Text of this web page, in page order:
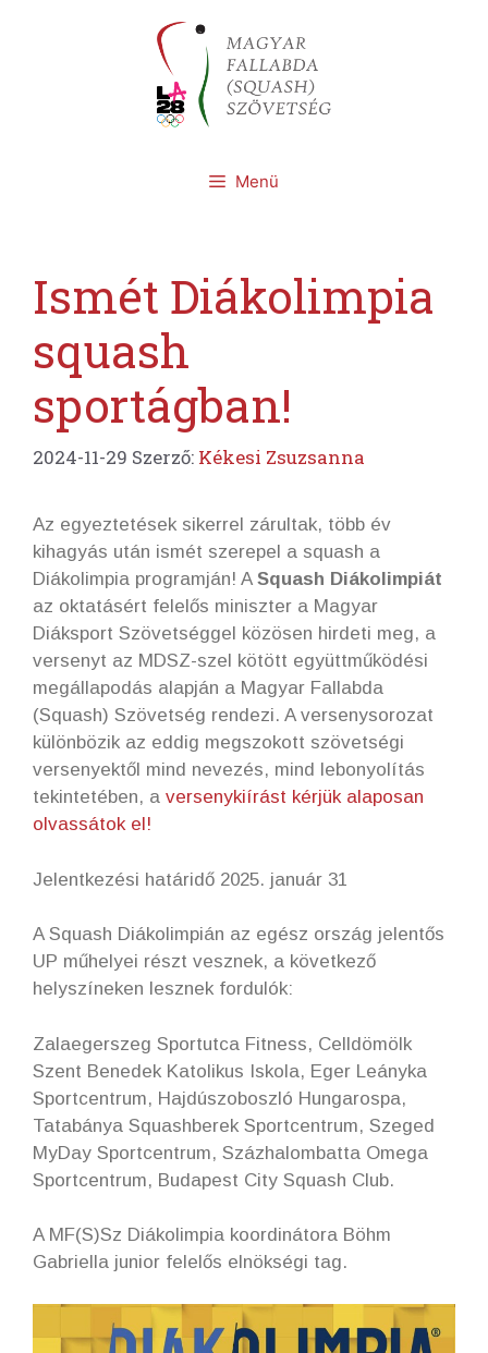
Menü
Ismét Diákolimpia
squash
sportágban!
2024-11-29 Szerző: Kékesi Zsuzsanna
Az egyeztetések sikerrel zárultak, több év
kihagyás után ismét szerepel a squash a
Diákolimpia programján! A Squash Diákolimpiát
az oktatásért felelős miniszter a Magyar
Diáksport Szövetséggel közösen hirdeti meg, a
versenyt az MDSZ-szel kötött együttműködési
megállapodás alapján a Magyar Fallabda
(Squash) Szövetség rendezi. A versenysorozat
különbözik az eddig megszokott szövetségi
versenyektől mind nevezés, mind lebonyolítás
tekintetében, a versenykiírást kérjük alaposan
olvassátok el!
Jelentkezési határidő 2025. január 31
A Squash Diákolimpián az egész ország jelentős
UP műhelyei részt vesznek, a következő
helyszíneken lesznek fordulók:
Zalaegerszeg Sportutca Fitness, Celldömölk
Szent Benedek Katolikus Iskola, Eger Leányka
Sportcentrum, Hajdúszoboszló Hungarospa,
Tatabánya Squashberek Sportcentrum, Szeged
MyDay Sportcentrum, Százhalombatta Omega
Sportcentrum, Budapest City Squash Club.
A MF(S)Sz Diákolimpia koordinátora Böhm
Gabriella junior felelős elnökségi tag.